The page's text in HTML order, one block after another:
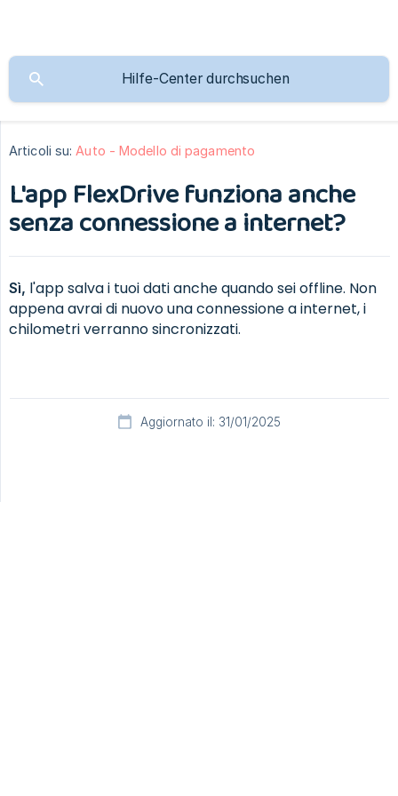
Articoli su: Auto - Modello di pagamento
L'app FlexDrive funziona anche
senza connessione a internet?
Sì, l'app salva i tuoi dati anche quando sei offline. Non
appena avrai di nuovo una connessione a internet, i
chilometri verranno sincronizzati.
Aggiornato il: 31/01/2025